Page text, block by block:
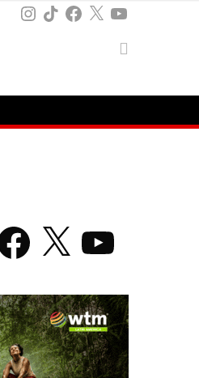
Instagram
TikTokFacebook
X YouTube
Facebook
X YouTube